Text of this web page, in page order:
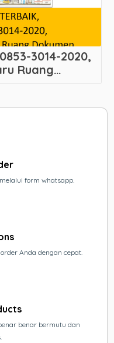
3014-2020,
Ruang
form whatsapp.
Anda dengan cepat.
benar bermutu dan